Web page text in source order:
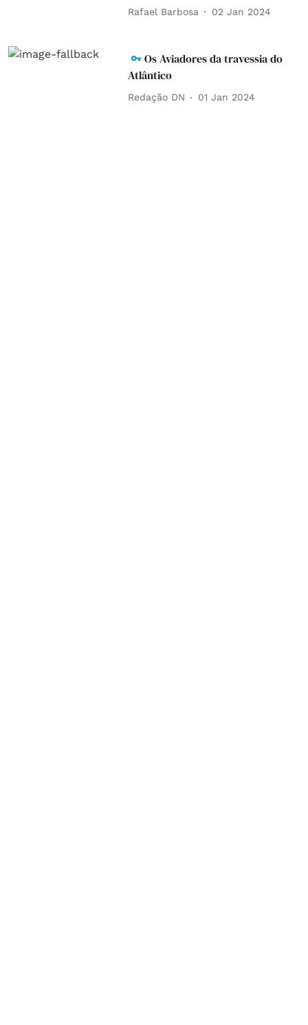
Rafael Barbosa 02 Jan 2024
Os Aviadores da travessia do
Atlântico
Redação DN 01 Jan 2024